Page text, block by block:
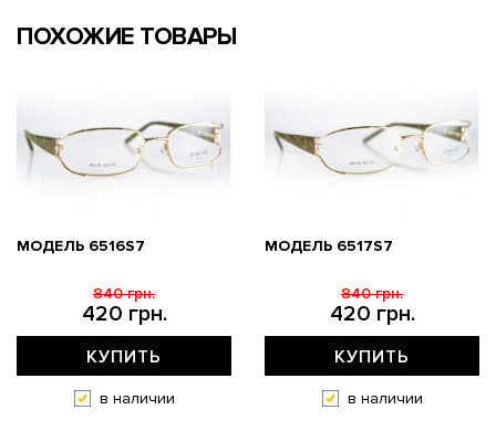
ПОХОЖИЕ ТОВАРЫ
МОДЕЛЬ 6516S7
420 грн.
840 грн.
КУПИТЬ
в наличии
МОДЕЛЬ 6517S7
420 грн.
840 грн.
КУПИТЬ
в наличии